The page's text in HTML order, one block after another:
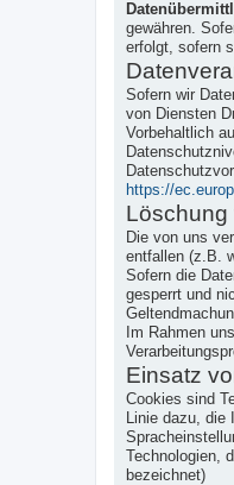
gewähren.
erfolgt, sofern
Sofern wir
von Diensten
Vorbehaltlich
https://
Löschung
Die von uns
entfallen (z.B.
Sofern die
gesperrt und
Im Rahmen
Einsatz
Cookies sind
Linie dazu, die
bezeichnet)